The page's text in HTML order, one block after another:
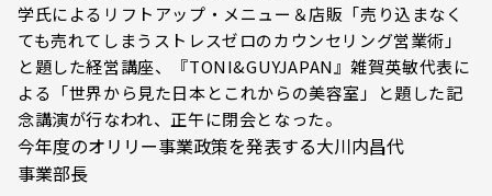
学氏によるリフトアップ・メニュー＆店販「売り込まなく
ても売れてしまうストレスゼロのカウンセリング営業術」
と題した経営講座、『TONI&GUYJAPAN』雑賀英敏代表に
よる「世界から見た日本とこれからの美容室」と題した記
念講演が行なわれ、正午に閉会となった。
今年度のオリリー事業政策を発表する大川内昌代
事業部長